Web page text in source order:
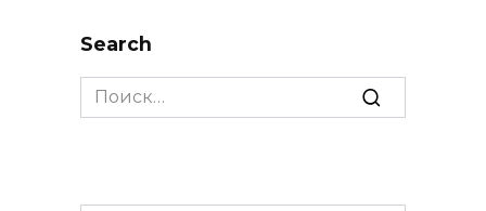
Search
Search
for: